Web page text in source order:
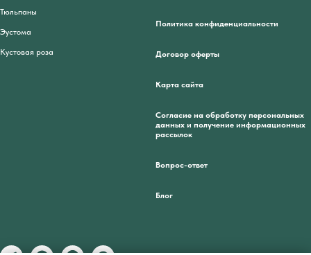
Тюльпаны
Эустома
Кустовая роза
Политика конфиденциальности
Договор оферты
Карта сайта
Согласие на обработку персональных
данных и получение информационных
рассылок
Вопрос-ответ
Блог